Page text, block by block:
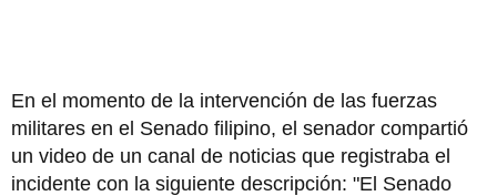
En el momento de la intervención de las fuerzas
militares en el Senado filipino, el senador compartió
un video de un canal de noticias que registraba el
incidente con la siguiente descripción: "El Senado